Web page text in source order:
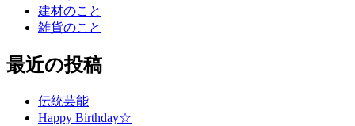
建材のこと
雑貨のこと
最近の投稿
伝統芸能
Happy Birthday☆